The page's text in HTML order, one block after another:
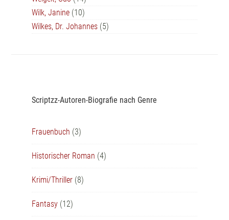
Wilk, Janine (10)
Wilkes, Dr. Johannes (5)
Scriptzz-Autoren-Biografie nach Genre
Frauenbuch (3)
Historischer Roman (4)
Krimi/Thriller (8)
Fantasy (12)